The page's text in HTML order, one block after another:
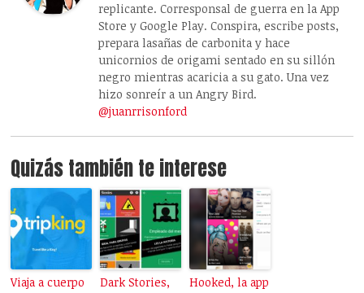
replicante. Corresponsal de guerra en la App
Store y Google Play. Conspira, escribe posts,
prepara lasañas de carbonita y hace
unicornios de origami sentado en su sillón
negro mientras acaricia a su gato. Una vez
hizo sonreír a un Angry Bird.
@juanrrisonford
Quizás también te interese
Viaja a cuerpo
Dark Stories,
Hooked, la app